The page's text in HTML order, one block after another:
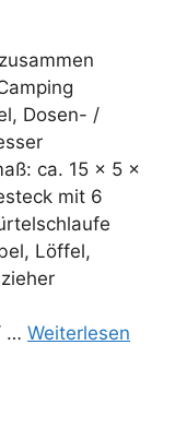
Dosen- /
ca. 15 x 5 x
mit 6
Löffel,
… Weiterlesen